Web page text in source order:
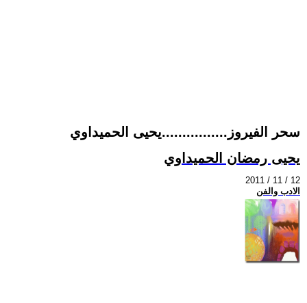
سحر الفيروز................يحيى الحميداوي
يحيى رمضان الحميداوي
2011 / 11 / 12
الادب والفن